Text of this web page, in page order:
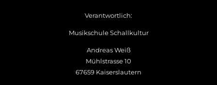
Verantwortlich:
Musikschule Schallkultur
Andreas Weiß
Mühlstrasse 10
67659 Kaiserslautern